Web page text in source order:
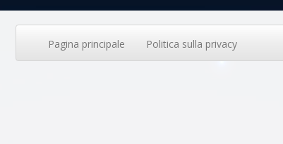
Pagina principale Politica sulla privacy